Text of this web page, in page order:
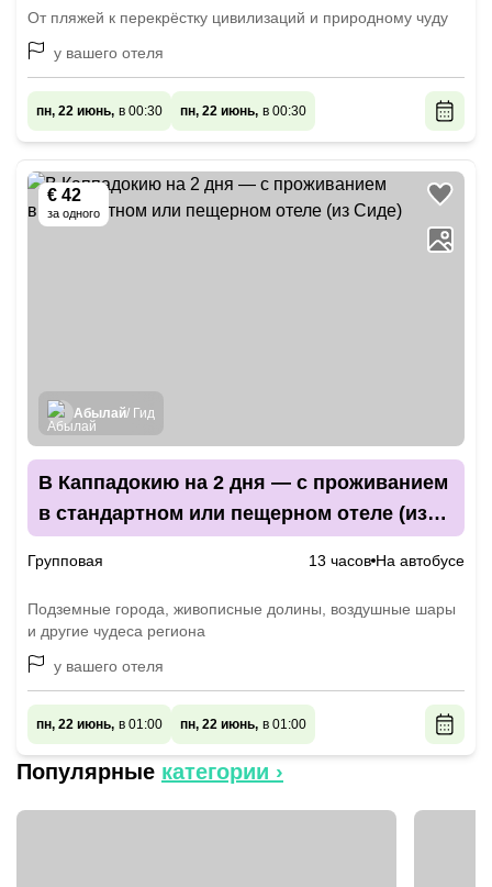
От пляжей к перекрёстку цивилизаций и природному чуду
у вашего отеля
пн, 22 июнь, в 00:30 пн, 22 июнь, в 00:30
€ 42
за одного
Абылай/ Гид
В Каппадокию на 2 дня — с проживанием
в стандартном или пещерном отеле (из
Групповая 13 часов На автобусе
Подземные города, живописные долины, воздушные шары
и другие чудеса региона
у вашего отеля
пн, 22 июнь, в 01:00 пн, 22 июнь, в 01:00
Популярные категории ›